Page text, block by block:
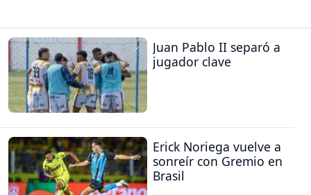
Juan Pablo II separó a
jugador clave
Erick Noriega vuelve a
sonreír con Gremio en
Brasil